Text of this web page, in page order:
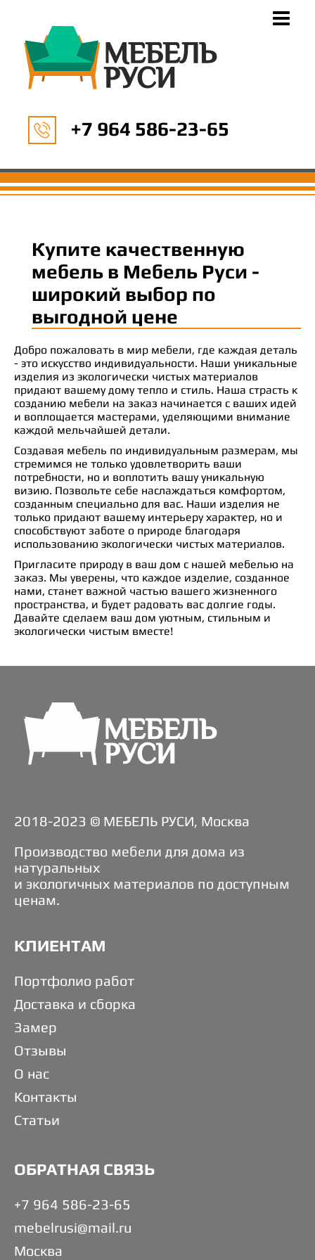
+7 964 586-23-65
Купите качественную
мебель в Мебель Руси -
широкий выбор по
выгодной цене
Добро пожаловать в мир мебели, где каждая деталь
- это искусство индивидуальности. Наши уникальные
изделия из экологически чистых материалов
придают вашему дому тепло и стиль. Наша страсть к
созданию мебели на заказ начинается с ваших идей
и воплощается мастерами, уделяющими внимание
каждой мельчайшей детали.
Создавая мебель по индивидуальным размерам, мы
стремимся не только удовлетворить ваши
потребности, но и воплотить вашу уникальную
визию. Позвольте себе наслаждаться комфортом,
созданным специально для вас. Наши изделия не
только придают вашему интерьеру характер, но и
способствуют заботе о природе благодаря
использованию экологически чистых материалов.
Пригласите природу в ваш дом с нашей мебелью на
заказ. Мы уверены, что каждое изделие, созданное
нами, станет важной частью вашего жизненного
пространства, и будет радовать вас долгие годы.
Давайте сделаем ваш дом уютным, стильным и
экологически чистым вместе!
2018-2023 © МЕБЕЛЬ РУСИ, Москва
Производство мебели для дома из
натуральных
и экологичных материалов по доступным
ценам.
КЛИЕНТАМ
Портфолио работ
Доставка и сборка
Замер
Отзывы
О нас
Контакты
Статьи
ОБРАТНАЯ СВЯЗЬ
+7 964 586-23-65
mebelrusi@mail.ru
Москва